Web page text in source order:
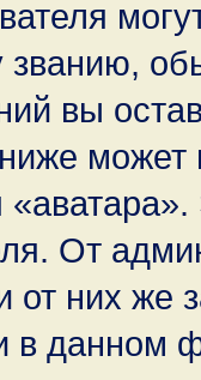
званию,
вы
может
От
от них же
в данном